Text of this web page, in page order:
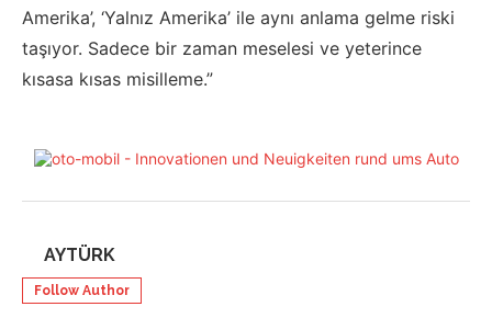
Amerika’, ‘Yalnız Amerika’ ile aynı anlama gelme riski
taşıyor. Sadece bir zaman meselesi ve yeterince
kısasa kısas misilleme.”
AYTÜRK
Follow Author